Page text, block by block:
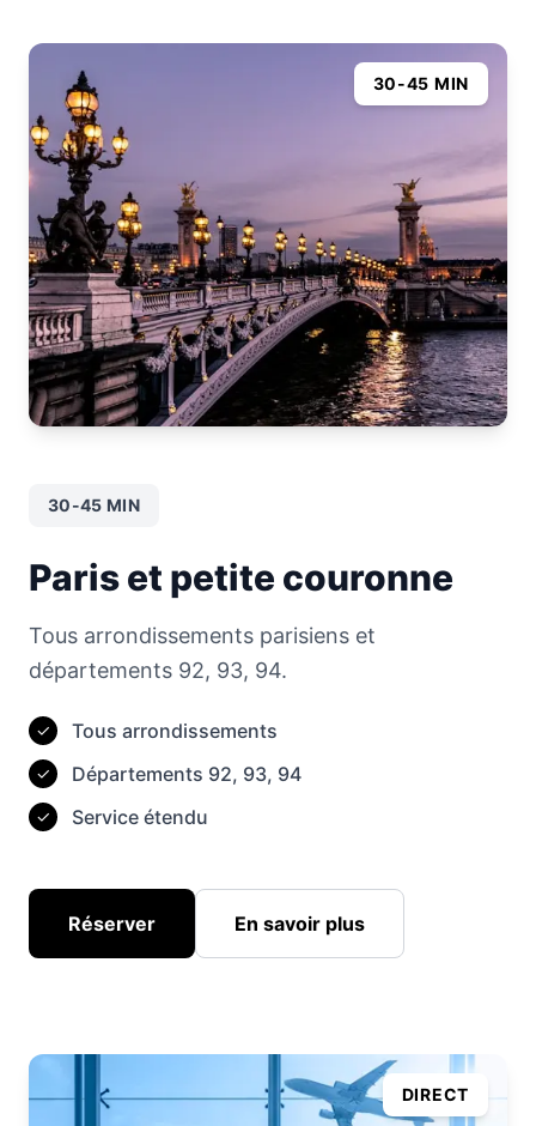
30-45 MIN
30-45 MIN
Paris et petite couronne
Tous arrondissements parisiens et
départements 92, 93, 94.
✓ Tous arrondissements
✓ Départements 92, 93, 94
✓ Service étendu
Réserver En savoir plus
DIRECT